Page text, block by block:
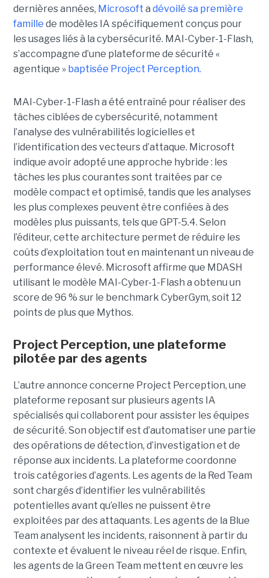
dernières années, Microsoft a dévoilé sa première
famille de modèles IA spécifiquement conçus pour
les usages liés à la cybersécurité. MAI-Cyber-1-Flash,
s’accompagne d’une plateforme de sécurité «
agentique » baptisée Project Perception.
MAI-Cyber-1-Flash a été entraîné pour réaliser des
tâches ciblées de cybersécurité, notamment
l’analyse des vulnérabilités logicielles et
l’identification des vecteurs d’attaque. Microsoft
indique avoir adopté une approche hybride : les
tâches les plus courantes sont traitées par ce
modèle compact et optimisé, tandis que les analyses
les plus complexes peuvent être confiées à des
modèles plus puissants, tels que GPT-5.4. Selon
l’éditeur, cette architecture permet de réduire les
coûts d’exploitation tout en maintenant un niveau de
performance élevé. Microsoft affirme que MDASH
utilisant le modèle MAI-Cyber-1-Flash a obtenu un
score de 96 % sur le benchmark CyberGym, soit 12
points de plus que Mythos.
Project Perception, une plateforme
pilotée par des agents
L’autre annonce concerne Project Perception, une
plateforme reposant sur plusieurs agents IA
spécialisés qui collaborent pour assister les équipes
de sécurité. Son objectif est d’automatiser une partie
des opérations de détection, d’investigation et de
réponse aux incidents. La plateforme coordonne
trois catégories d’agents. Les agents de la Red Team
sont chargés d’identifier les vulnérabilités
potentielles avant qu’elles ne puissent être
exploitées par des attaquants. Les agents de la Blue
Team analysent les incidents, raisonnent à partir du
contexte et évaluent le niveau réel de risque. Enfin,
les agents de la Green Team mettent en œuvre les